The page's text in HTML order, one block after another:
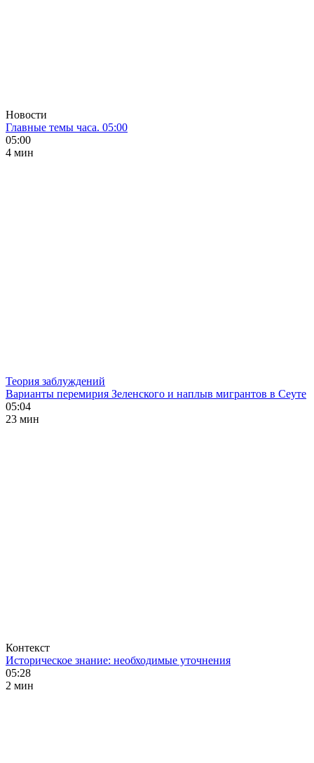
Новости
Главные темы часа. 05:00
05:00
4 мин
Теория заблуждений
Варианты перемирия Зеленского и наплыв мигрантов в Сеуте
05:04
23 мин
Контекст
Историческое знание: необходимые уточнения
05:28
2 мин